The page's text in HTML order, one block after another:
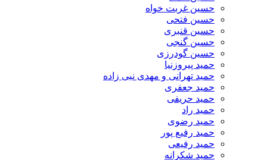
حسین غربت خواه
حسین فتحی
حسین قنبری
حسین گنجی
حسین گودرزی
حمید پیروزنیا
حمید تهرانی و مهدی نبی زاده
حمید جعفری
حمید حریفی
حمید راد
حمید رضوی
حمید رفیع پور
حمید رفیعی
حمید شکرانه